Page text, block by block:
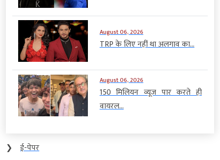
August 06, 2026
TRP के लिए नहीं था अलगाव का...
August 06, 2026
150 मिलियन व्यूज पार करते ही
वायरल...
❯
ई-पेपर